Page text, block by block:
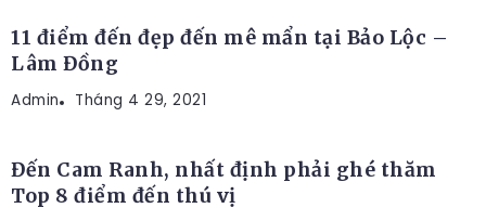
11 điểm đến đẹp đến mê mẩn tại Bảo Lộc –
Lâm Đồng
Admin Tháng 4 29, 2021
ĐỊA ĐIỂM DU LỊCH
Đến Cam Ranh, nhất định phải ghé thăm
Top 8 điểm đến thú vị